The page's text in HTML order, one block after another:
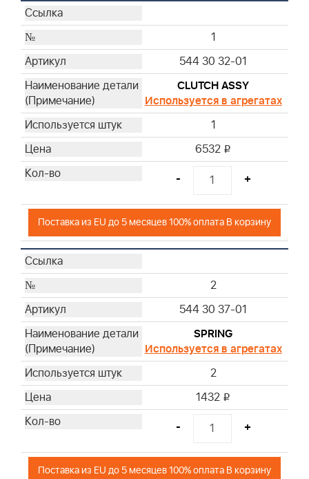
24
25
1
544 30 32-01
CLUTCH ASSY
Используется в агрегатах
1
6532 i
- +
Поставка из EU до 5 месяцев 100% оплата В корзину
2
544 30 37-01
SPRING
Используется в агрегатах
2
1432 i
- +
Поставка из EU до 5 месяцев 100% оплата В корзину